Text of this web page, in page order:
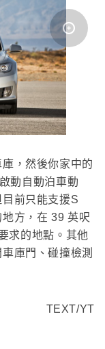
，然後你家中的
動自動泊車動
前只能支援S
方，在 39 英呎
求的地點。其他
庫門、碰撞檢測
TEXT/YT